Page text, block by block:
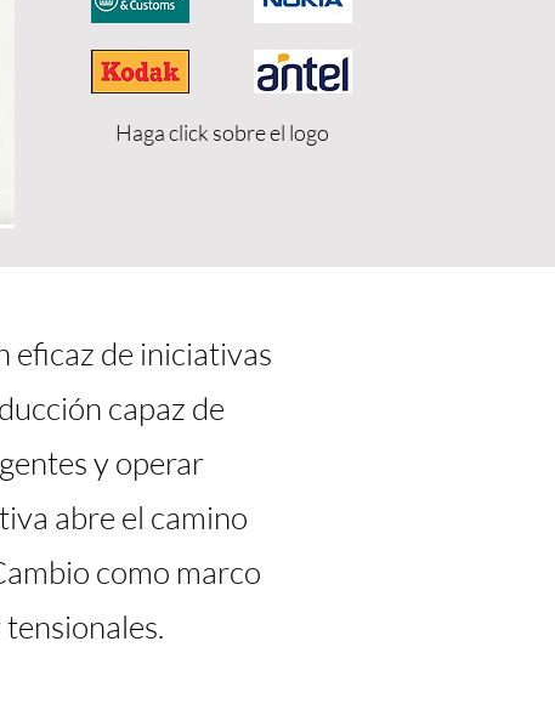
Haga click sobre el logo
eficaz de iniciativas
capaz de
y operar
abre el camino
como marco